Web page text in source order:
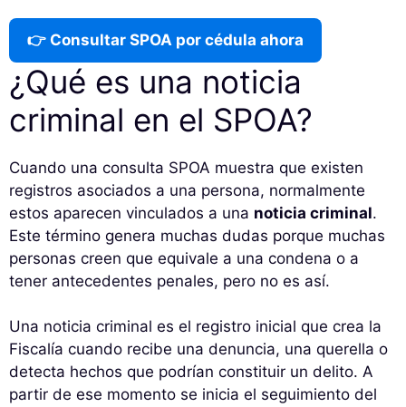
👉 Consultar SPOA por cédula ahora
¿Qué es una noticia
criminal en el SPOA?
Cuando una consulta SPOA muestra que existen
registros asociados a una persona, normalmente
estos aparecen vinculados a una noticia criminal.
Este término genera muchas dudas porque muchas
personas creen que equivale a una condena o a
tener antecedentes penales, pero no es así.
Una noticia criminal es el registro inicial que crea la
Fiscalía cuando recibe una denuncia, una querella o
detecta hechos que podrían constituir un delito. A
partir de ese momento se inicia el seguimiento del